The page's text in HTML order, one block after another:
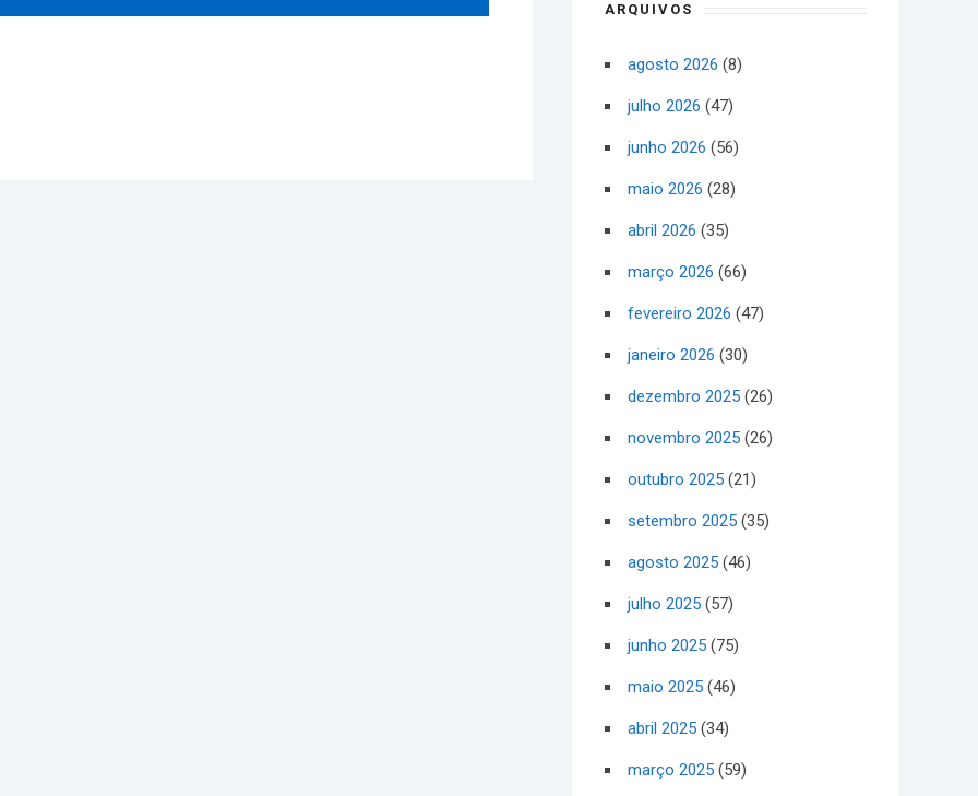
ARQUIVOS
agosto 2026 (8)
julho 2026 (47)
junho 2026 (56)
maio 2026 (28)
abril 2026 (35)
março 2026 (66)
fevereiro 2026 (47)
janeiro 2026 (30)
dezembro 2025 (26)
novembro 2025 (26)
outubro 2025 (21)
setembro 2025 (35)
agosto 2025 (46)
julho 2025 (57)
junho 2025 (75)
maio 2025 (46)
abril 2025 (34)
março 2025 (59)